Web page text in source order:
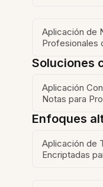
Aplicación de
Profesionales
Soluciones
Aplicación
Notas para
Enfoques
Aplicación de
Encriptadas